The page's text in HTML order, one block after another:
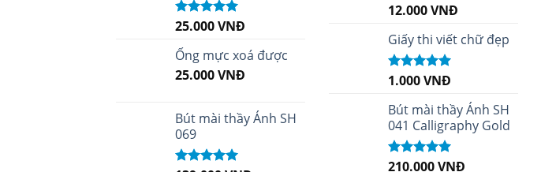
Được xếp
sao
25.000VNĐ
Ống mực xoá được
25.000VNĐ
Bút mài thầy Ánh SH
069
Được xếp
sao
12.000VNĐ
Giấy thi viết chữ đẹp
Được xếp
sao
1.000VNĐ
Bút mài thầy Ánh SH
041 Calligraphy Gold
Được xếp
210.000VNĐ